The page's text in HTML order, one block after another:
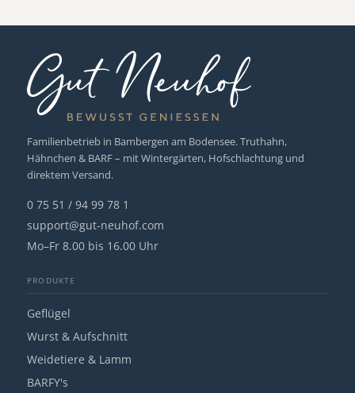
Familienbetrieb in Bambergen am Bodensee. Truthahn,
Hähnchen & BARF – mit Wintergärten, Hofschlachtung und
direktem Versand.
0 75 51 / 94 99 78 1
support@gut-neuhof.com
Mo–Fr 8.00 bis 16.00 Uhr
PRODUKTE
Geflügel
Wurst & Aufschnitt
Weidetiere & Lamm
BARFY's